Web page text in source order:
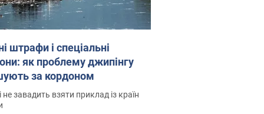
штрафи і спеціальні
як проблему джипінгу
за кордоном
не завадить взяти приклад із країн